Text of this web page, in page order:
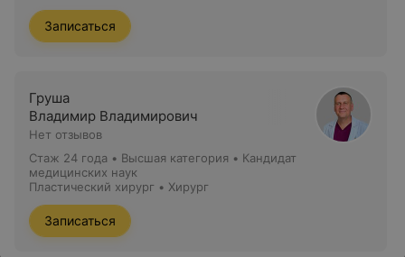
Записаться
Груша
Владимир Владимирович
Нет отзывов
Стаж 24 года • Высшая категория • Кандидат
медицинских наук
Пластический хирург • Хирург
Записаться